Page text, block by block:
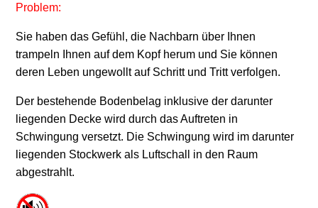
Problem:
Sie haben das Gefühl, die Nachbarn über Ihnen
trampeln Ihnen auf dem Kopf herum und Sie können
deren Leben ungewollt auf Schritt und Tritt verfolgen.
Der bestehende Bodenbelag inklusive der darunter
liegenden Decke wird durch das Auftreten in
Schwingung versetzt. Die Schwingung wird im darunter
liegenden Stockwerk als Luftschall in den Raum
abgestrahlt.